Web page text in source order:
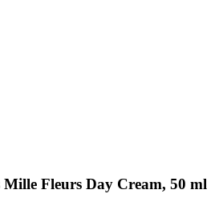
Fleurs Day Cream, 50 ml